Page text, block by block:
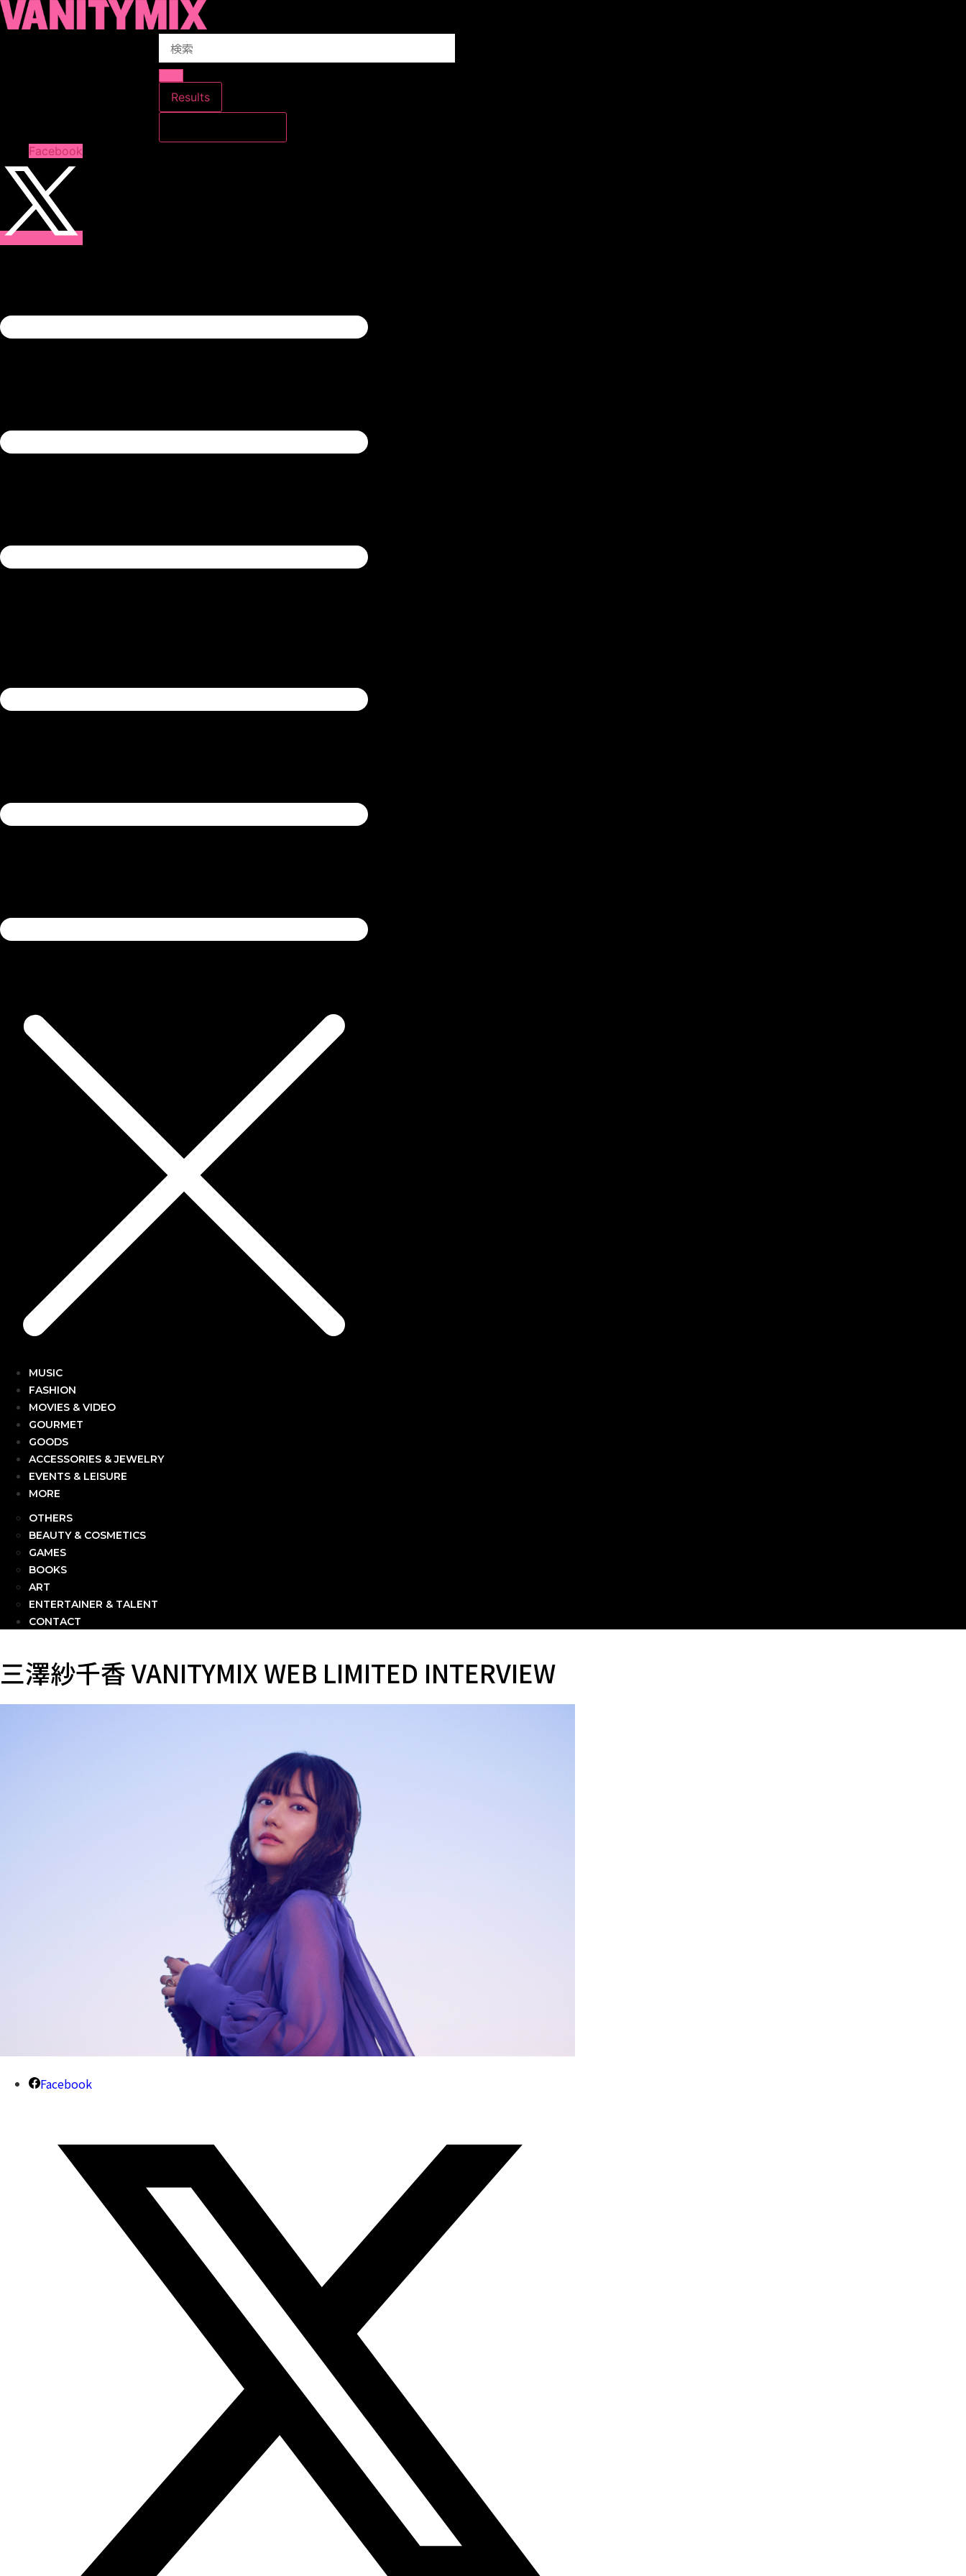
コ
ン
プ
Search
Results
Facebook
MUSIC
FASHION
MOVIES & VIDEO
GOURMET
GOODS
ACCESSORIES & JEWELRY
EVENTS & LEISURE
MORE
OTHERS
BEAUTY & COSMETICS
GAMES
BOOKS
ART
ENTERTAINER & TALENT
CONTACT
三澤紗千香 VANITYMIX WEB LIMITED INTERVIEW
Facebook